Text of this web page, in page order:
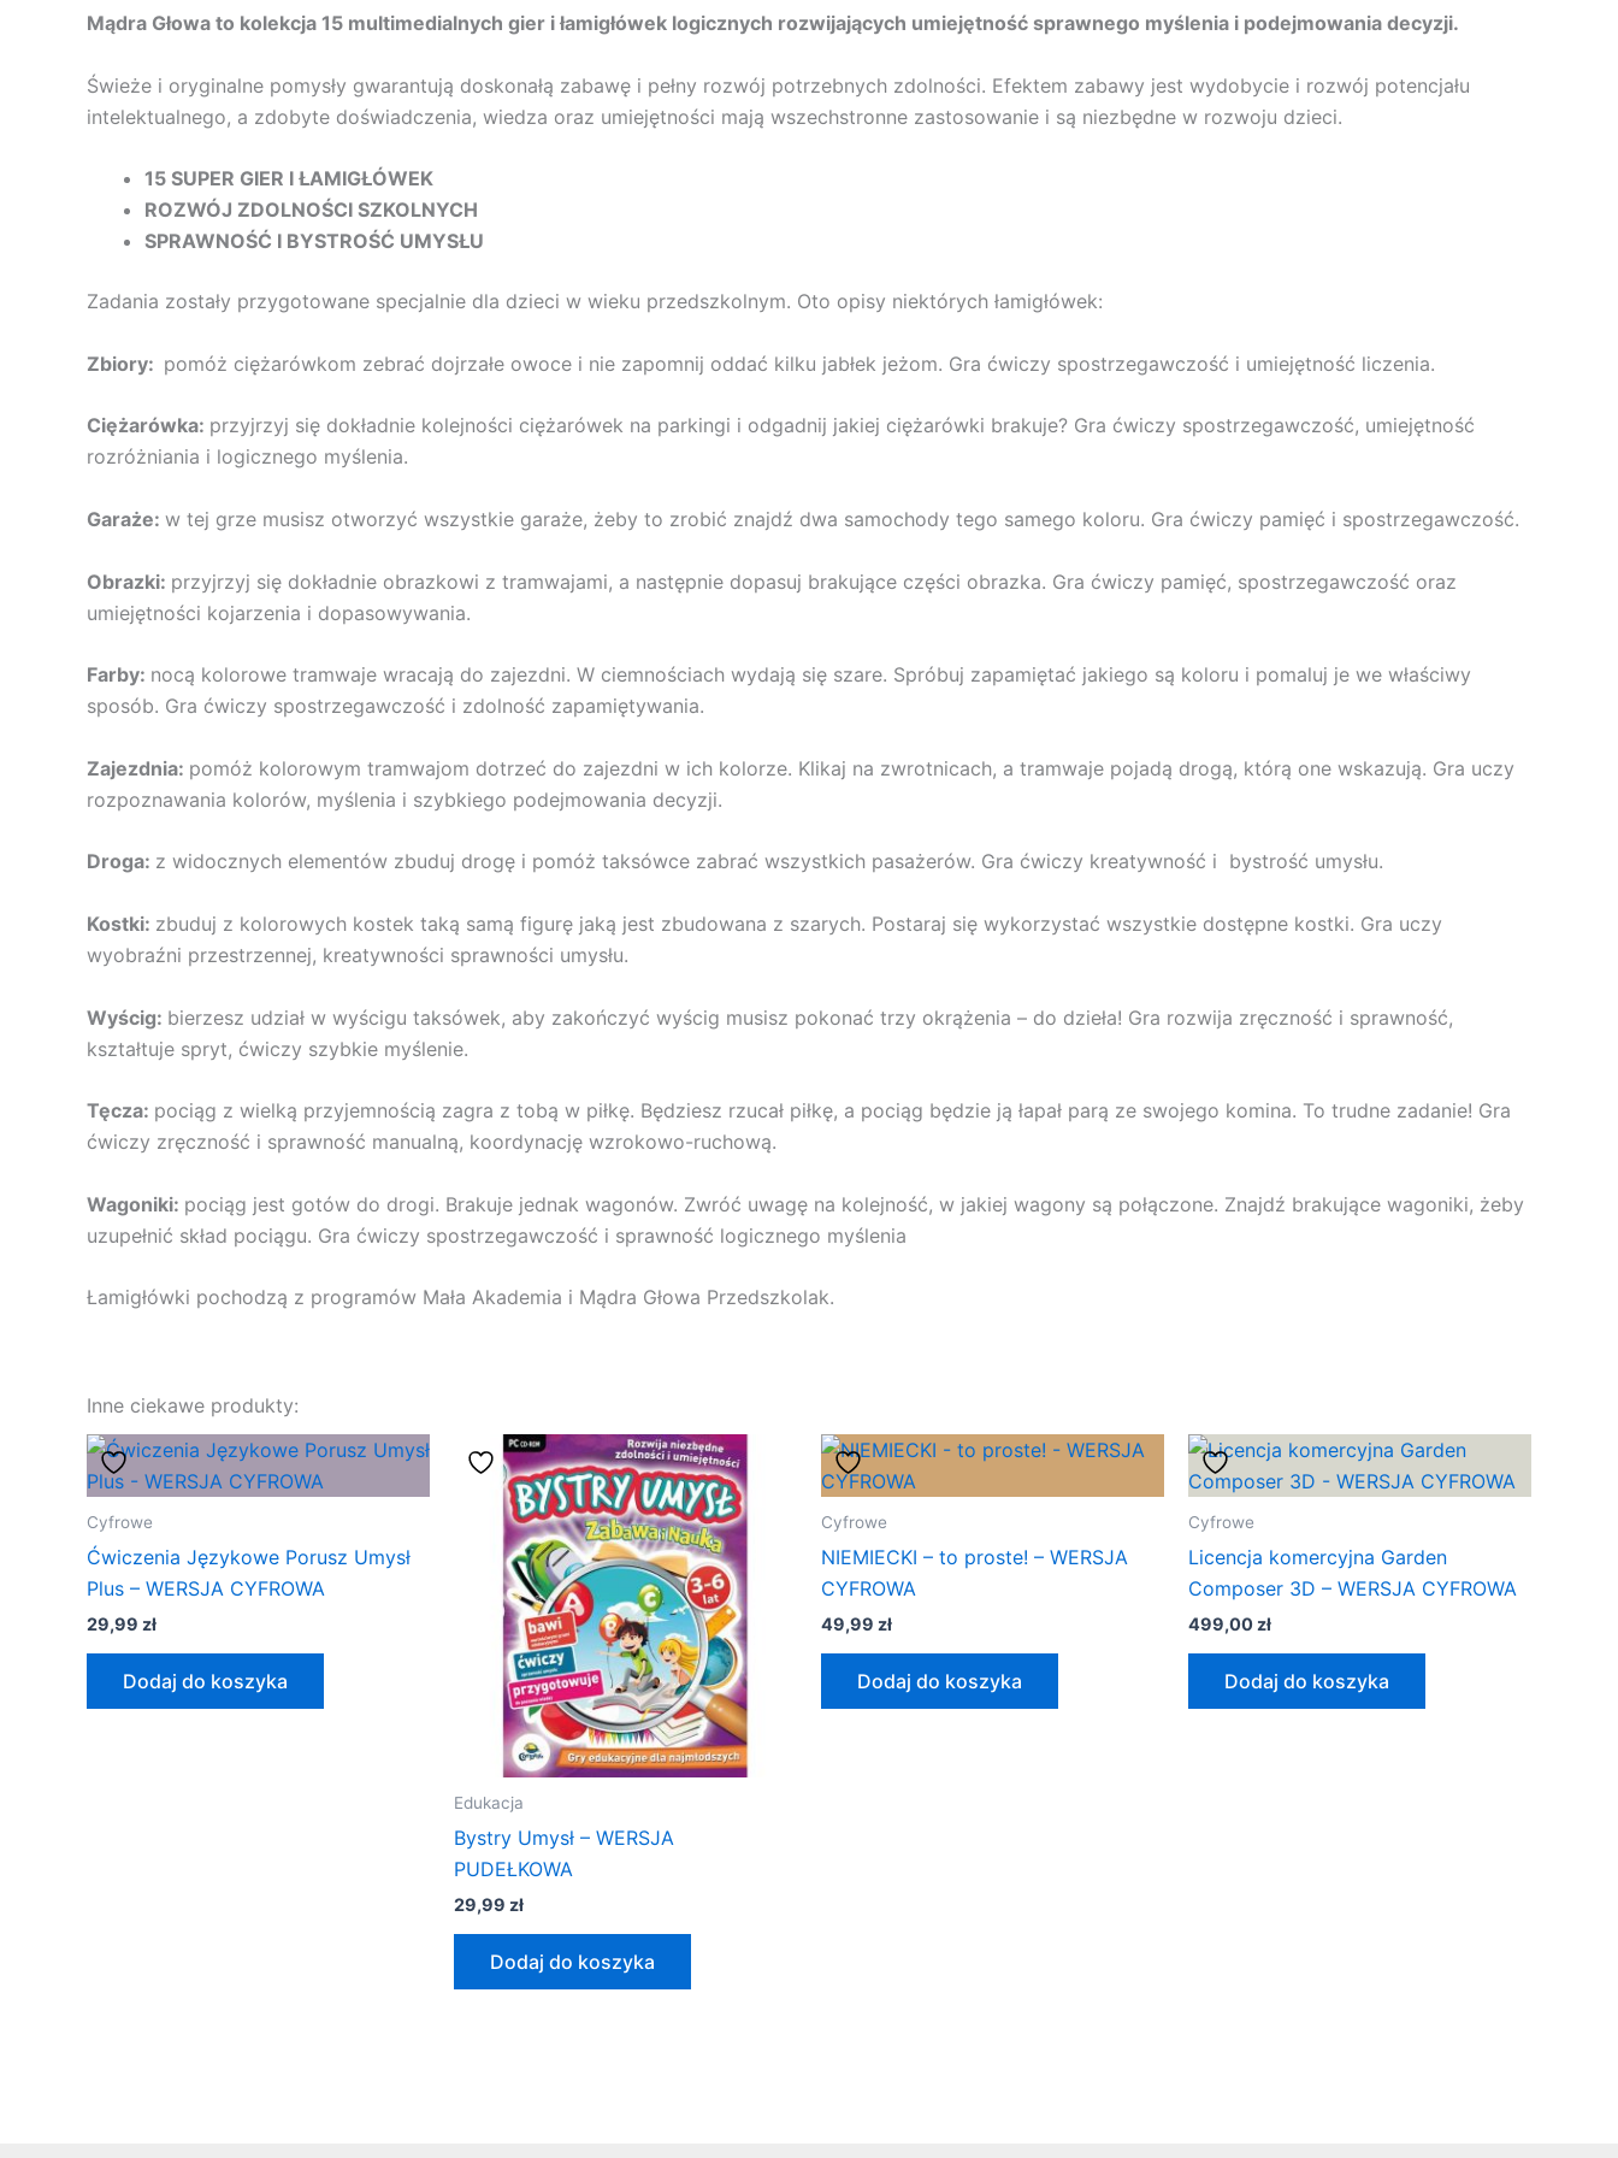
Mądra Głowa to kolekcja 15 multimedialnych gier i łamigłówek logicznych rozwijających umiejętność sprawnego myślenia i podejmowania decyzji.
Świeże i oryginalne pomysły gwarantują doskonałą zabawę i pełny rozwój potrzebnych zdolności. Efektem zabawy jest wydobycie i rozwój potencjału
intelektualnego, a zdobyte doświadczenia, wiedza oraz umiejętności mają wszechstronne zastosowanie i są niezbędne w rozwoju dzieci.
15 SUPER GIER I ŁAMIGŁÓWEK
ROZWÓJ ZDOLNOŚCI SZKOLNYCH
SPRAWNOŚĆ I BYSTROŚĆ UMYSŁU
Zadania zostały przygotowane specjalnie dla dzieci w wieku przedszkolnym. Oto opisy niektórych łamigłówek:
Zbiory: pomóż ciężarówkom zebrać dojrzałe owoce i nie zapomnij oddać kilku jabłek jeżom. Gra ćwiczy spostrzegawczość i umiejętność liczenia.
Ciężarówka: przyjrzyj się dokładnie kolejności ciężarówek na parkingi i odgadnij jakiej ciężarówki brakuje? Gra ćwiczy spostrzegawczość, umiejętność
rozróżniania i logicznego myślenia.
Garaże: w tej grze musisz otworzyć wszystkie garaże, żeby to zrobić znajdź dwa samochody tego samego koloru. Gra ćwiczy pamięć i spostrzegawczość.
Obrazki: przyjrzyj się dokładnie obrazkowi z tramwajami, a następnie dopasuj brakujące części obrazka. Gra ćwiczy pamięć, spostrzegawczość oraz
umiejętności kojarzenia i dopasowywania.
Farby: nocą kolorowe tramwaje wracają do zajezdni. W ciemnościach wydają się szare. Spróbuj zapamiętać jakiego są koloru i pomaluj je we właściwy
sposób. Gra ćwiczy spostrzegawczość i zdolność zapamiętywania.
Zajezdnia: pomóż kolorowym tramwajom dotrzeć do zajezdni w ich kolorze. Klikaj na zwrotnicach, a tramwaje pojadą drogą, którą one wskazują. Gra uczy
rozpoznawania kolorów, myślenia i szybkiego podejmowania decyzji.
Droga: z widocznych elementów zbuduj drogę i pomóż taksówce zabrać wszystkich pasażerów. Gra ćwiczy kreatywność i bystrość umysłu.
Kostki: zbuduj z kolorowych kostek taką samą figurę jaką jest zbudowana z szarych. Postaraj się wykorzystać wszystkie dostępne kostki. Gra uczy
wyobraźni przestrzennej, kreatywności sprawności umysłu.
Wyścig: bierzesz udział w wyścigu taksówek, aby zakończyć wyścig musisz pokonać trzy okrążenia – do dzieła! Gra rozwija zręczność i sprawność,
kształtuje spryt, ćwiczy szybkie myślenie.
Tęcza: pociąg z wielką przyjemnością zagra z tobą w piłkę. Będziesz rzucał piłkę, a pociąg będzie ją łapał parą ze swojego komina. To trudne zadanie! Gra
ćwiczy zręczność i sprawność manualną, koordynację wzrokowo-ruchową.
Wagoniki: pociąg jest gotów do drogi. Brakuje jednak wagonów. Zwróć uwagę na kolejność, w jakiej wagony są połączone. Znajdź brakujące wagoniki, żeby
uzupełnić skład pociągu. Gra ćwiczy spostrzegawczość i sprawność logicznego myślenia
Łamigłówki pochodzą z programów Mała Akademia i Mądra Głowa Przedszkolak.
Inne ciekawe produkty:
Cyfrowe
Ćwiczenia Językowe Porusz Umysł
Plus – WERSJA CYFROWA
29,99 zł
Dodaj do koszyka
Edukacja
Bystry Umysł – WERSJA
PUDEŁKOWA
29,99 zł
Dodaj do koszyka
Cyfrowe
NIEMIECKI – to proste! – WERSJA
CYFROWA
49,99 zł
Dodaj do koszyka
Cyfrowe
Licencja komercyjna Garden
Composer 3D – WERSJA CYFROWA
499,00 zł
Dodaj do koszyka